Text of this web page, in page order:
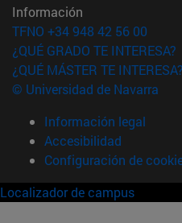
Información
TFNO +34 948 42 56 00
¿QUÉ GRADO TE INTERESA?
¿QUÉ MÁSTER TE INTERESA?
© Universidad de Navarra
Información legal
Accesibilidad
Configuración de
Localizador de campus